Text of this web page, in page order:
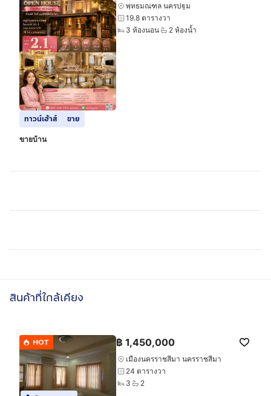
พุทธมณฑล นครปฐม
19.8 ตารางวา
3 ห้องนอน
2 ห้องน้ำ
ทาวน์เฮ้าส์ ขาย
ขายบ้าน
สินค้าที่ใกล้เคียง
HOT ฿ 1,450,000
เมืองนครราชสีมา นครราชสีมา
24 ตารางวา
3
2